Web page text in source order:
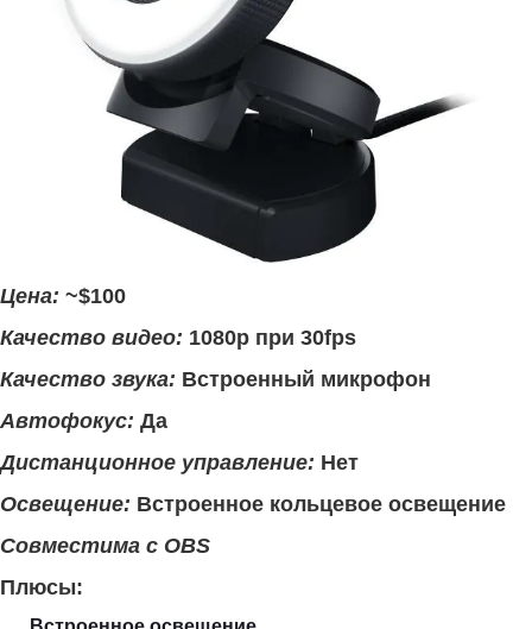
Цена: ~$100
Качество видео: 1080p при 30fps
Качество звука: Встроенный микрофон
Автофокус: Да
Дистанционное управление: Нет
Освещение: Встроенное кольцевое освещение
Совместима с OBS
Плюсы: